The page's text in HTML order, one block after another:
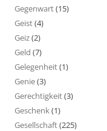
Gegenwart(15)
Geist(4)
Geiz(2)
Geld (7)
Gelegenheit(1)
Genie(3)
Gerechtigkeit(3)
Geschenk(1)
Gesellschaft(225)